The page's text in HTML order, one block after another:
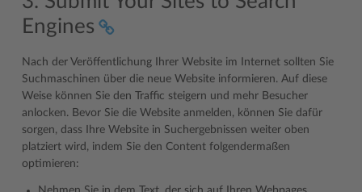
Engines
Nach der Veröffentlichung Ihrer Website im Internet sollten Sie
Suchmaschinen über die neue Website informieren. Auf diese
Weise können Sie den Traffic steigern und mehr Besucher
anlocken. Bevor Sie die Website anmelden, können Sie dafür
sorgen, dass Ihre Website in Suchergebnissen weiter oben
platziert wird, indem Sie den Content folgendermaßen
optimieren: